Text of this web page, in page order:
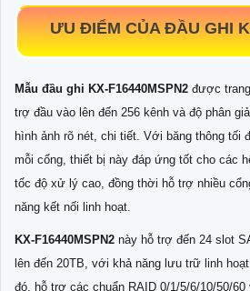
ƯU ĐIỂM CỦA ĐẦU GHI
Mẫu đầu ghi KX-F16440MSPN2 được
trợ đầu vào lên đến 256 kênh và độ phân
hình ảnh rõ nét, chi tiết. Với băng thông tối
mỗi cổng, thiết bị này đáp ứng tốt cho các
tốc độ xử lý cao, đồng thời hỗ trợ nhiều
năng kết nối linh hoạt.
KX-F16440MSPN2 này hỗ trợ đến 24 slot
lên đến 20TB, với khả năng lưu trữ linh
đó, hỗ trợ các chuẩn RAID 0/1/5/6/10/50/